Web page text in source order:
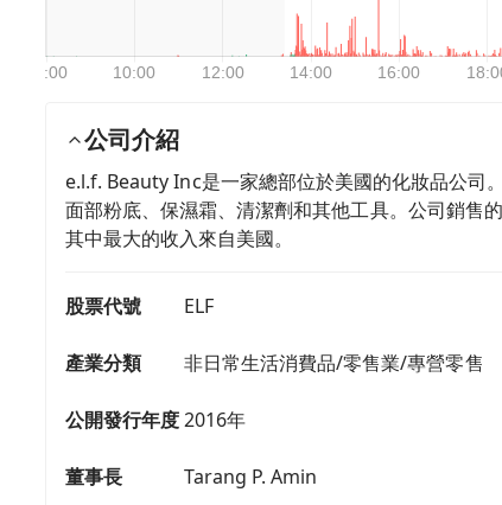
公司介紹
e.l.f. Beauty Inc是一家總部位於美國的化妝品公司
面部粉底、保濕霜、清潔劑和其他工具。公司銷售
其中最大的收入來自美國。
股票代號 ELF
產業分類 非日常生活消費品/零售業/專營零售
公開發行年度2016年
董事長 Tarang P. Amin